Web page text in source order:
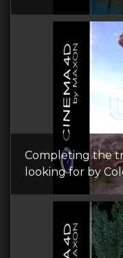
Completing the
looking for by